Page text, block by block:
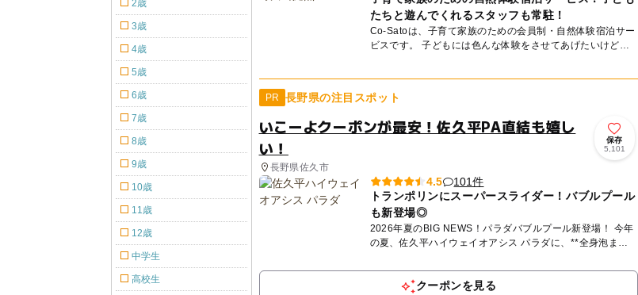
たちと遊んでくれるスタッフも常駐！
Co-Satoは、子育て家族のための会員制・自然体験宿泊サー
ビスです。 子どもには色んな体験をさせてあげたいけど、
PR 長野県の注目スポット
いこーよクーポンが最安！佐久平PA直結も嬉し
い！
長野県佐久市
保存
5,101
4.5
101件
トランポリンにスーパースライダー！バブルプール
も新登場◎
2026年夏のBIG NEWS！パラダバブルプール新登場！ 今年
の夏、佐久平ハイウェイオアシス パラダに、**全身泡まみ
クーポンを見る
2歳
3歳
4歳
5歳
6歳
7歳
8歳
9歳
10歳
11歳
12歳
中学生
高校生